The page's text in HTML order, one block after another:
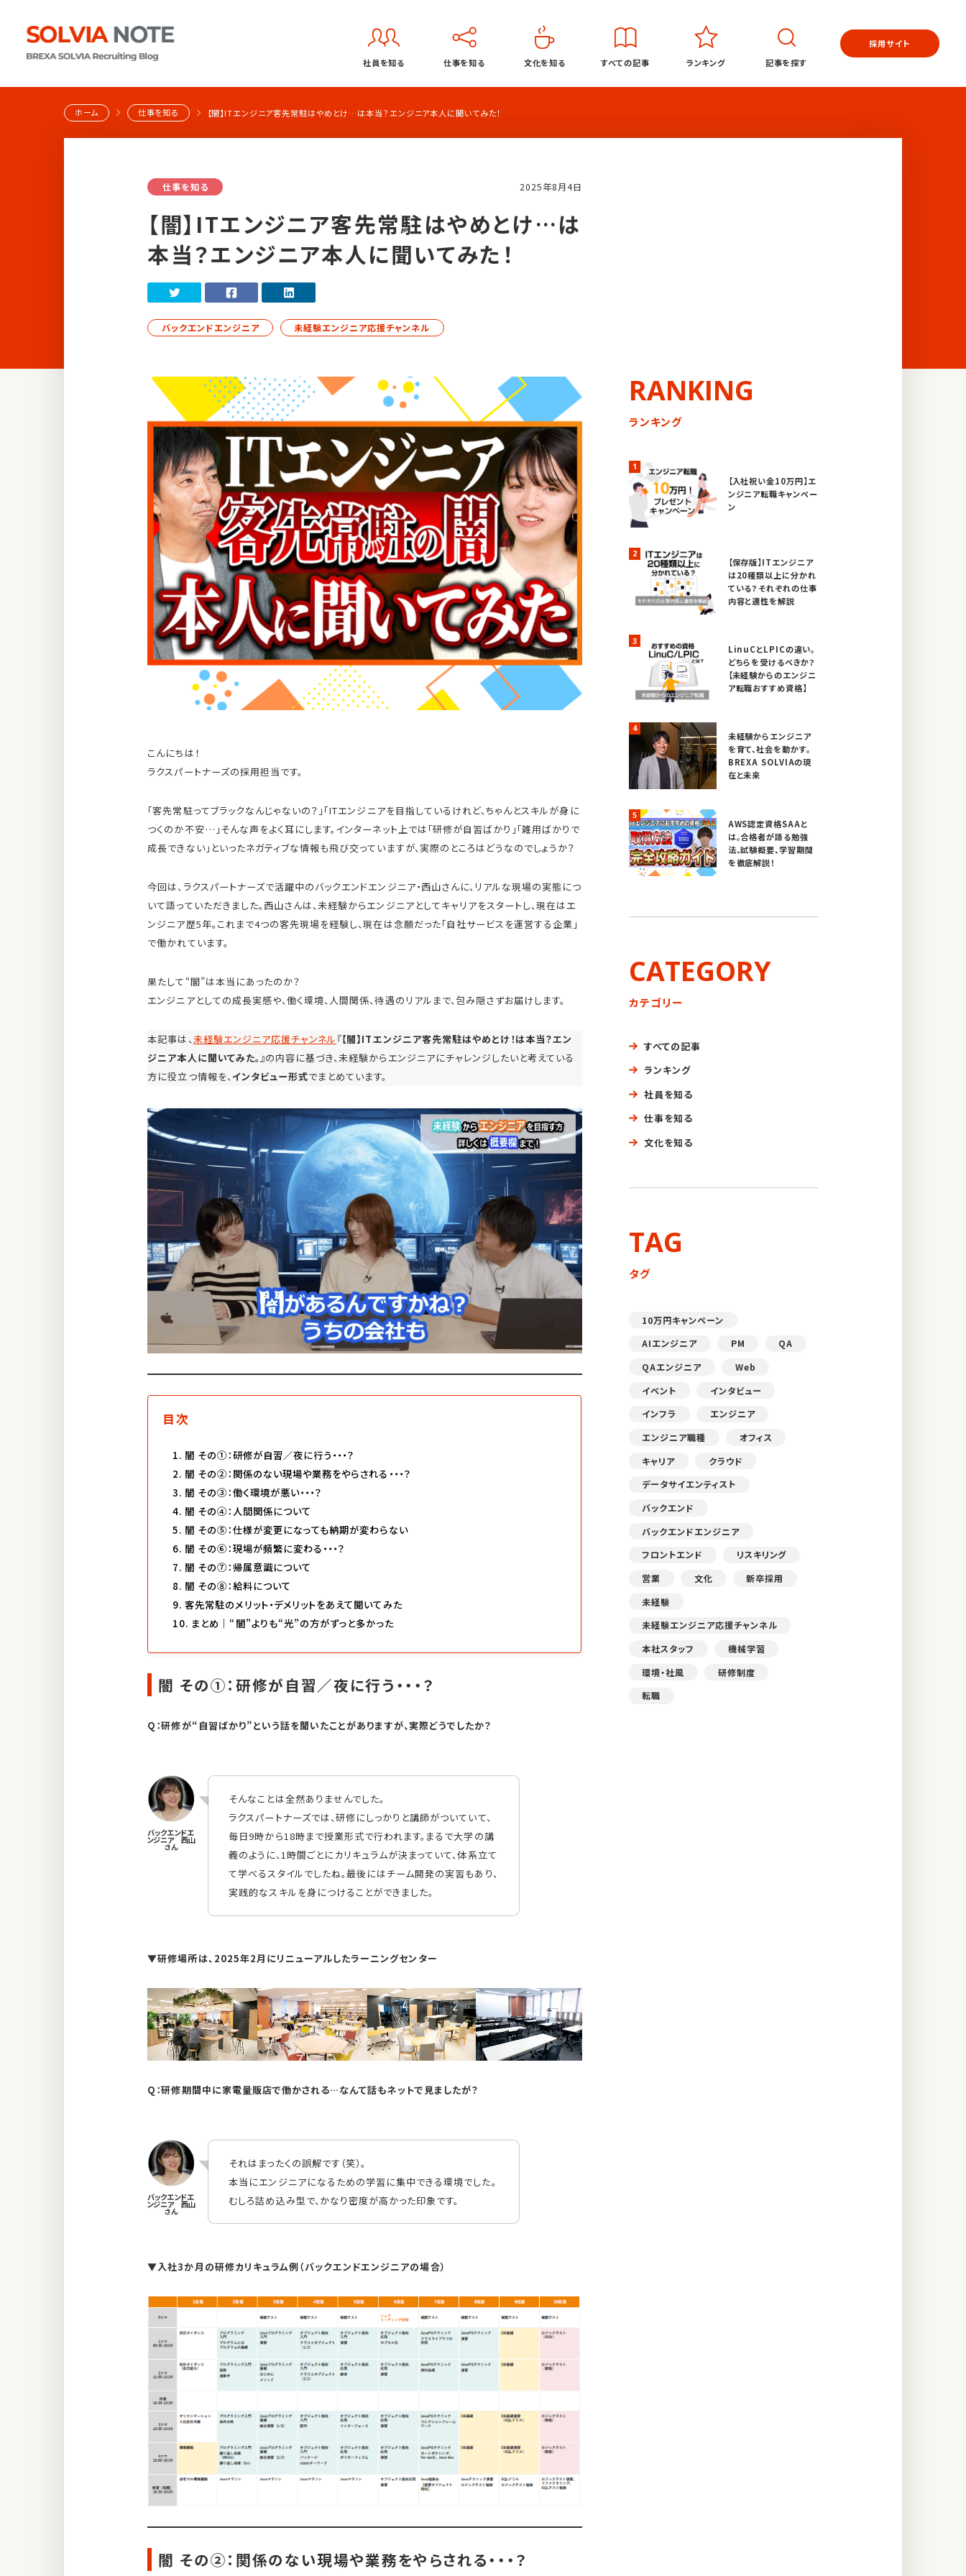
社員を知る 仕事を知る 文化を知る すべての記事 ランキング 記事を探す
採用サイト
ホーム 仕事を知る 【闇】ITエンジニア客先常駐はやめとけ…は本当？エンジニア本人に聞いてみた！
仕事を知る 2025年8月4日
【闇】ITエンジニア客先常駐はやめとけ…は
本当？エンジニア本人に聞いてみた！
バックエンドエンジニア 未経験エンジニア応援チャンネル
こんにちは！
ラクスパートナーズの採用担当です。
「客先常駐ってブラックなんじゃないの？」「ITエンジニアを目指しているけれど、ちゃんとスキルが身に
つくのか不安…」そんな声をよく耳にします。インターネット上では「研修が自習ばかり」「雑用ばかりで
成長できない」といったネガティブな情報も飛び交っていますが、実際のところはどうなのでしょうか？
今回は、ラクスパートナーズで活躍中のバックエンドエンジニア・西山さんに、リアルな現場の実態につ
いて語っていただきました。西山さんは、未経験からエンジニアとしてキャリアをスタートし、現在はエ
ンジニア歴5年。これまで4つの客先現場を経験し、現在は念願だった「自社サービスを運営する企業」
で働かれています。
果たして“闇”は本当にあったのか？
エンジニアとしての成長実感や、働く環境、人間関係、待遇のリアルまで、包み隠さずお届けします。
本記事は、未経験エンジニア応援チャンネル 『【闇】ITエンジニア客先常駐はやめとけ！は本当？エン
ジニア本人に聞いてみた。』の内容に基づき、未経験からエンジニアにチャレンジしたいと考えている
方に役立つ情報を、インタビュー形式でまとめています。
目次
闇 その①：研修が自習／夜に行う・・・？
闇 その②：関係のない現場や業務をやらされる・・・？
闇 その③：働く環境が悪い・・・？
闇 その④：人間関係について
闇 その⑤：仕様が変更になっても納期が変わらない
闇 その⑥：現場が頻繁に変わる・・・？
闇 その⑦：帰属意識について
闇 その⑧：給料について
客先常駐のメリット・デメリットをあえて聞いてみた
まとめ｜“闇”よりも“光”の方がずっと多かった
闇 その①：研修が自習／夜に行う・・・？
Q：研修が“自習ばかり”という話を聞いたことがありますが、実際どうでしたか？
そんなことは全然ありませんでした。
ラクスパートナーズでは、研修にしっかりと講師がついていて、
毎日9時から18時まで授業形式で行われます。まるで大学の講
義のように、1時間ごとにカリキュラムが決まっていて、体系立て
て学べるスタイルでしたね。最後にはチーム開発の実習もあり、
実践的なスキルを身につけることができました。
▼研修場所は、2025年2月にリニューアルしたラーニングセンター
Q：研修期間中に家電量販店で働かされる…なんて話もネットで見ましたが？
それはまったくの誤解です（笑）。
本当にエンジニアになるための学習に集中できる環境でした。
むしろ詰め込み型で、かなり密度が高かった印象です。
▼入社3か月の研修カリキュラム例（バックエンドエンジニアの場合）
闇 その②：関係のない現場や業務をやらされる・・・？
RANKING
ランキング
1
【入社祝い金10万円】エ
ンジニア転職キャンペー
ン
2
【保存版】ITエンジニア
は20種類以上に分かれ
ている？それぞれの仕事
内容と適性を解説
3
LinuCとLPICの違い。
どちらを受けるべきか？
【未経験からのエンジニ
ア転職おすすめ資格】
4
未経験からエンジニア
を育て、社会を動かす。
BREXA SOLVIAの現
在と未来
5
AWS認定資格SAAと
は。合格者が語る勉強
法、試験概要、学習期間
を徹底解説！
CATEGORY
カテゴリー
すべての記事
ランキング
社員を知る
仕事を知る
文化を知る
TAG
タグ
10万円キャンペーン
AIエンジニア
PM
QA
QAエンジニア
Web
イベント
インタビュー
インフラ
エンジニア
エンジニア職種
オフィス
キャリア
クラウド
データサイエンティスト
バックエンド
バックエンドエンジニア
フロントエンド
リスキリング
営業
文化
新卒採用
未経験
未経験エンジニア応援チャンネル
本社スタッフ
機械学習
環境・社風
研修制度
転職
トップページ
社員を知る
仕事を知る
文化を知る
すべての記事
ランキング